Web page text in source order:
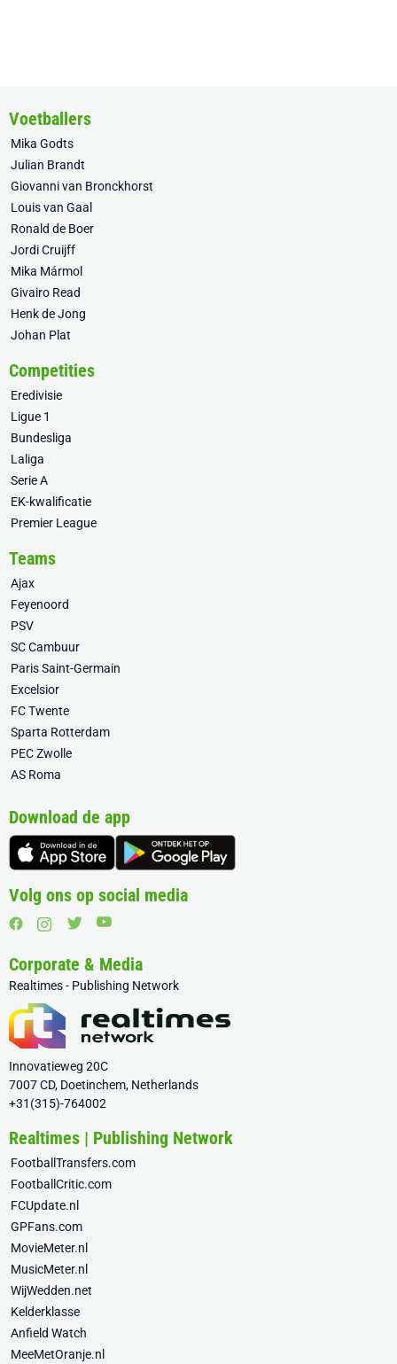
Voetballers
Mika Godts
Julian Brandt
Giovanni van Bronckhorst
Louis van Gaal
Ronald de Boer
Jordi Cruijff
Mika Mármol
Givairo Read
Henk de Jong
Johan Plat
Competities
Eredivisie
Ligue 1
Bundesliga
Laliga
Serie A
EK-kwalificatie
Premier League
Teams
Ajax
Feyenoord
PSV
SC Cambuur
Paris Saint-Germain
Excelsior
FC Twente
Sparta Rotterdam
PEC Zwolle
AS Roma
Download de app
Volg ons op social media
Corporate & Media
Realtimes - Publishing Network
Innovatieweg 20C
7007 CD, Doetinchem, Netherlands
+31(315)-764002
Realtimes | Publishing Network
FootballTransfers.com
FootballCritic.com
FCUpdate.nl
GPFans.com
MovieMeter.nl
MusicMeter.nl
WijWedden.net
Kelderklasse
Anfield Watch
MeeMetOranje.nl